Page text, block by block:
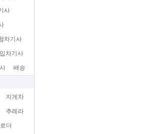
사
차기사
차기사
배송
지게차
추레라
로더